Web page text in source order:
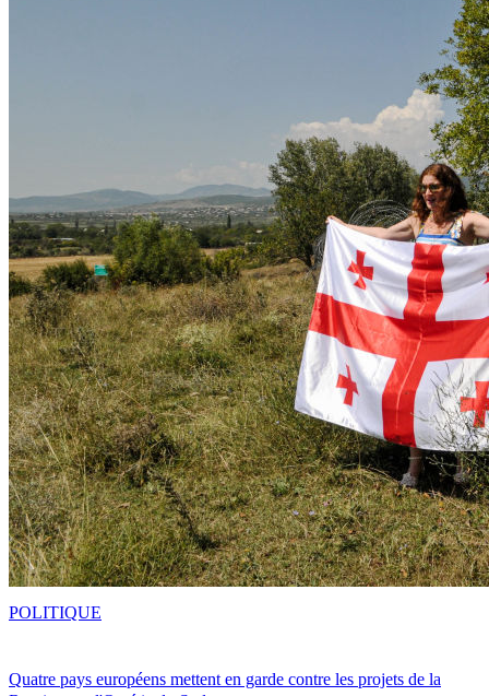
Quatre pays européens mettent en garde contre les projets de la
POLITIQUE